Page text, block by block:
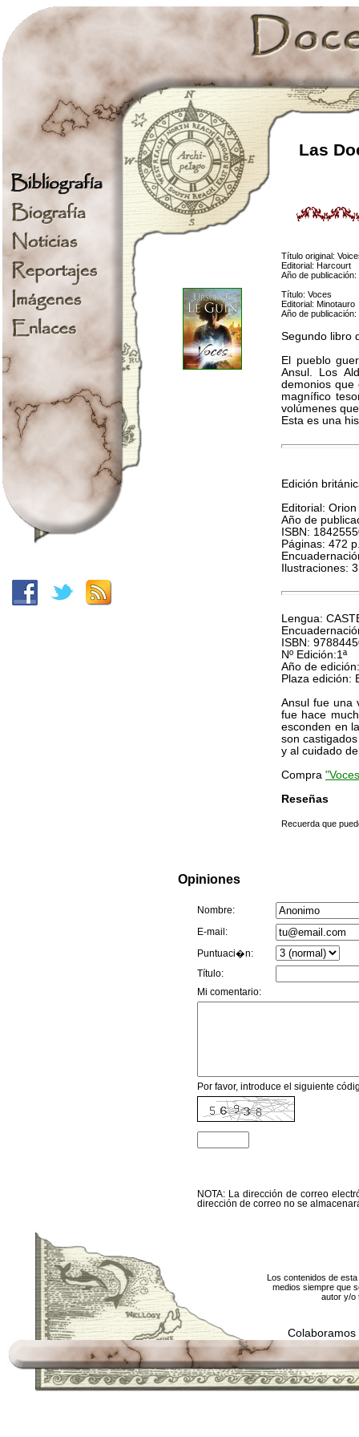
Las
Título original:
Editorial: Harcourt
Año de publicación:
Título: Voces
Editorial: Minotauro
Año de publicación:
Segundo libro
El pueblo
Ansul. Los
demonios que
magnífico
volúmenes
Esta es una
Edición
Editorial: Orion
Año de
ISBN:
Páginas: 472
Ilustraciones:
Lengua:
ISBN:
Nº Edición:1ª
Año de
Plaza edición:
Ansul fue una
fue hace
esconden en
son
y al cuidado
Compra
Reseñas
Recuerda que
Opiniones
Nombre:
E-mail:
Puntuaci�n:
Título:
Mi comentario:
Por favor, introduce el siguiente
NOTA: La dirección de correo
dirección de correo no se
Los contenidos de
medios siempre que
autor y/o